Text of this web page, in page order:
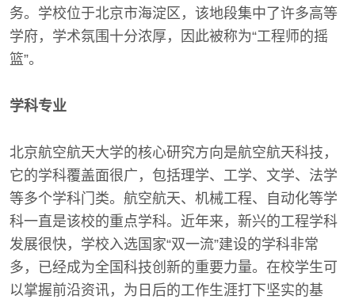
务。学校位于北京市海淀区，该地段集中了许多高等
学府，学术氛围十分浓厚，因此被称为“工程师的摇
篮”。
学科专业
北京航空航天大学的核心研究方向是航空航天科技，
它的学科覆盖面很广，包括理学、工学、文学、法学
等多个学科门类。航空航天、机械工程、自动化等学
科一直是该校的重点学科。近年来，新兴的工程学科
发展很快，学校入选国家“双一流”建设的学科非常
多，已经成为全国科技创新的重要力量。在校学生可
以掌握前沿资讯，为日后的工作生涯打下坚实的基